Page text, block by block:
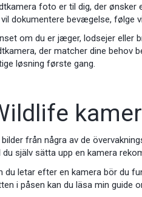
foto er til dig, der ønsker
dokumentere bevægelse, følge
om du er jæger, lodsejer eller
der matcher dine behov
løsning første gang.
bilder från några av de
du själv sätta upp en kamera
du letar efter en kamera bör du
i påsen kan du läsa min guide